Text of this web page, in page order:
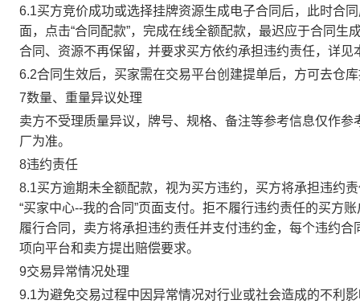
6.1买方竞价成功或选择挂牌资源生成电子合同后，此时合
面，点击“合同配款”，完成在线全额配款，最迟应于合同
合同、资源不再保留，并要求买方依约承担违约责任，详见
6.2合同生效后，买家需在交易平台创建提单后，方可去仓
7数量、重量异议处理
卖方不受理质量异议，牌号、规格、备注等参考信息仅作
厂为准。
8违约责任
8.1买方逾期未全额配款，视为买方违约，买方将承担违约
“买家中心--我的合同”页面支付。拒不履行违约责任的买方
履行合同，卖方将承担违约责任并支付违约金，每个违约
项向平台和卖方提出赔偿要求。
9交易异常情况处理
9.1为避免交易过程中因异常情况对行业或社会造成的不利